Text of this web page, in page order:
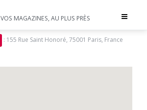
Toggle
VOS MAGAZINES, AU PLUS PRÈS
: 155 Rue Saint Honoré, 75001 Paris, France